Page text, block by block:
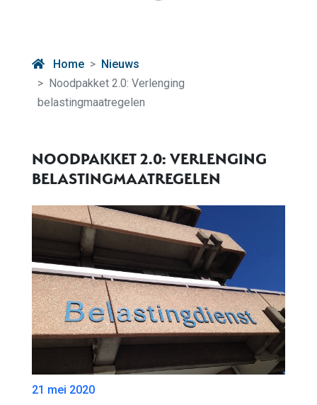
Home
Nieuws
Noodpakket 2.0: Verlenging
belastingmaatregelen
NOODPAKKET 2.0: VERLENGING
BELASTINGMAATREGELEN
21 mei 2020